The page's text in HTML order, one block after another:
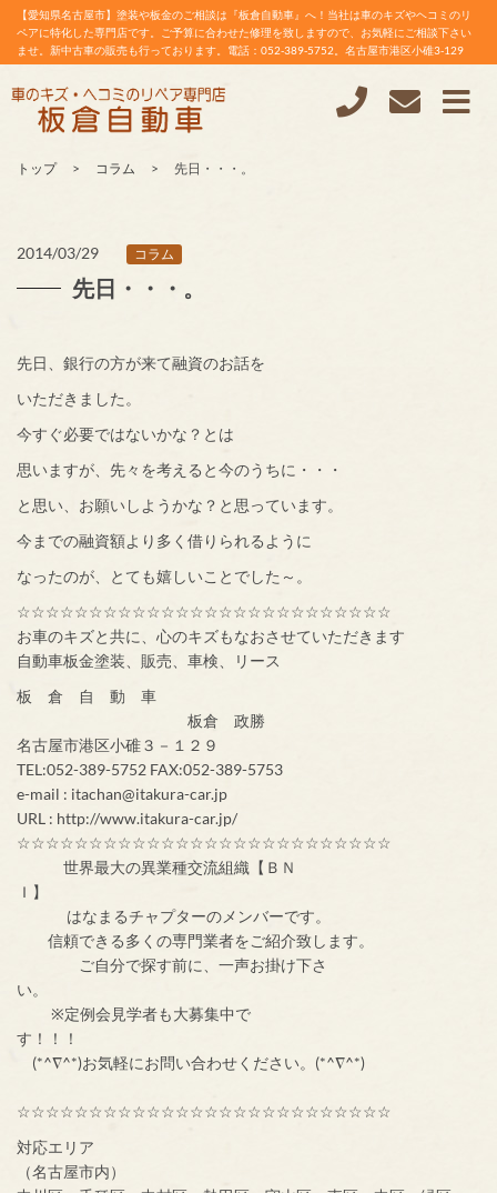
【愛知県名古屋市】塗装や板金のご相談は『板倉自動車』へ！当社は車のキズやヘコミのリ
ペアに特化した専門店です。ご予算に合わせた修理を致しますので、お気軽にご相談下さい
ませ。新中古車の販売も行っております。電話：052-389-5752。名古屋市港区小碓3-129
トップ コラム 先日・・・。
2014/03/29 コラム
先日・・・。
先日、銀行の方が来て融資のお話を
いただきました。
今すぐ必要ではないかな？とは
思いますが、先々を考えると今のうちに・・・
と思い、お願いしようかな？と思っています。
今までの融資額より多く借りられるように
なったのが、とても嬉しいことでした～。
☆☆☆☆☆☆☆☆☆☆☆☆☆☆☆☆☆☆☆☆☆☆☆☆☆☆
お車のキズと共に、心のキズもなおさせていただきます
自動車板金塗装、販売、車検、リース
板 倉 自 動 車
板倉 政勝
名古屋市港区小碓３－１２９
TEL:052-389-5752 FAX:052-389-5753
e-mail : itachan@itakura-car.jp
URL : http://www.itakura-car.jp/
☆☆☆☆☆☆☆☆☆☆☆☆☆☆☆☆☆☆☆☆☆☆☆☆☆☆
世界最大の異業種交流組織【ＢＮ
Ｉ】
はなまるチャプターのメンバーです。
信頼できる多くの専門業者をご紹介致します。
ご自分で探す前に、一声お掛け下さ
い。
※定例会見学者も大募集中で
す！！！
(*^∇^*)お気軽にお問い合わせください。(*^∇^*)
☆☆☆☆☆☆☆☆☆☆☆☆☆☆☆☆☆☆☆☆☆☆☆☆☆☆
対応エリア
（名古屋市内）